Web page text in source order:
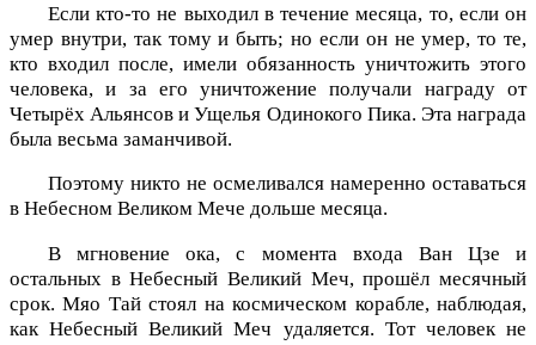
Если кто-то не выходил в течение месяца, то, если он
умер внутри, так тому и быть; но если он не умер, то те,
кто входил после, имели обязанность уничтожить этого
человека, и за его уничтожение получали награду от
Четырёх Альянсов и Ущелья Одинокого Пика. Эта награда
была весьма заманчивой.
Поэтому никто не осмеливался намеренно оставаться
в Небесном Великом Мече дольше месяца.
В мгновение ока, с момента входа Ван Цзе и
остальных в Небесный Великий Меч, прошёл месячный
срок. Мяо Тай стоял на космическом корабле, наблюдая,
как Небесный Великий Меч удаляется. Тот человек не